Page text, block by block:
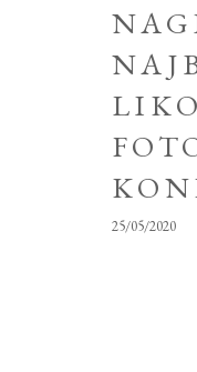
25/05/2020